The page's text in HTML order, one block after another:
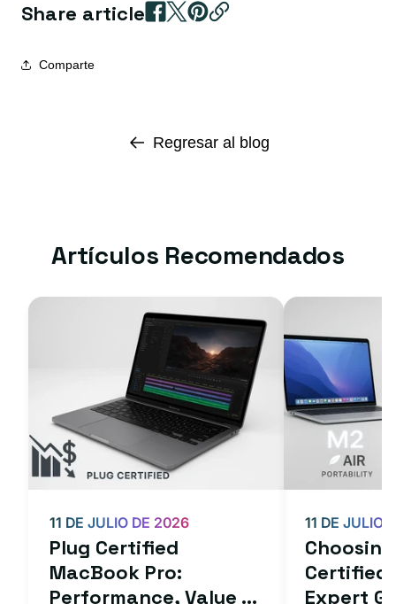
Share article
Comparte
Regresar al blog
Artículos Recomendados
Plug Certified
MacBook Pro:
Performance, Value ...
11 DE JULIO DE 2026
Certified
Expert
11 DE JULIO